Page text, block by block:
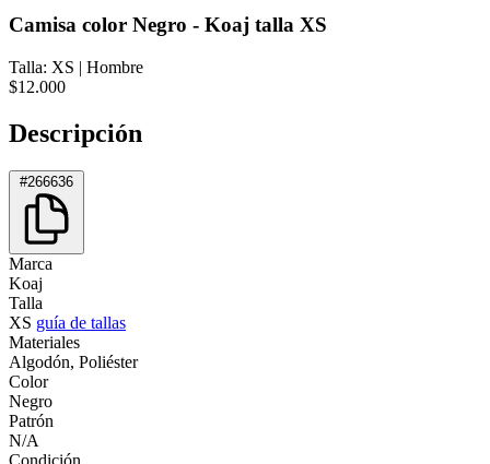
Camisa color Negro - Koaj talla XS
Talla: XS | Hombre
$12.000
Descripción
#266636
Marca
Koaj
Talla
XS guía de tallas
Materiales
Algodón, Poliéster
Color
Negro
Patrón
N/A
Condición